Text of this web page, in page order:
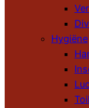
Hygiëne